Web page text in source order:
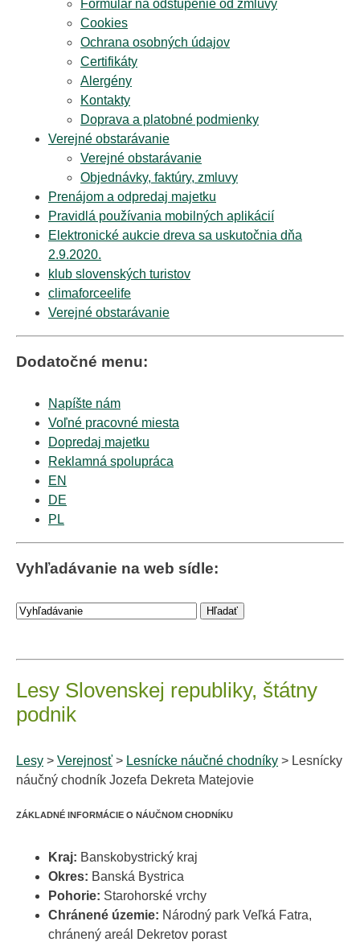
Formulár na odstúpenie od zmluvy
Cookies
Ochrana osobných údajov
Certifikáty
Alergény
Kontakty
Doprava a platobné podmienky
Verejné obstarávanie
Verejné obstarávanie
Objednávky, faktúry, zmluvy
Prenájom a odpredaj majetku
Pravidlá používania mobilných aplikácií
Elektronické aukcie dreva sa uskutočnia dňa
2.9.2020.
klub slovenských turistov
climaforceelife
Verejné obstarávanie
Dodatočné menu:
Napíšte nám
Voľné pracovné miesta
Dopredaj majetku
Reklamná spolupráca
EN
DE
PL
Vyhľadávanie na web sídle:
Lesy Slovenskej republiky, štátny
podnik
Lesy > Verejnosť > Lesnícke náučné chodníky > Lesnícky
náučný chodník Jozefa Dekreta Matejovie
ZÁKLADNÉ INFORMÁCIE O NÁUČNOM CHODNÍKU
Kraj: Banskobystrický kraj
Okres: Banská Bystrica
Pohorie: Starohorské vrchy
Chránené územie: Národný park Veľká Fatra,
chránený areál Dekretov porast